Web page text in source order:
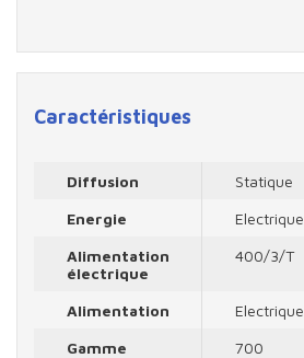
Caractéristiques
Diffusion
Statique
Energie
Electrique
Alimentation
électrique
400/3/T
Alimentation
Electrique
Gamme
700